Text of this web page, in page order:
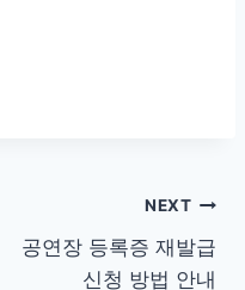
NEXT
공연장 등록증 재발급
신청 방법 안내